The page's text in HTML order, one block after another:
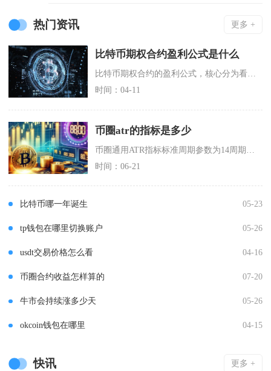
热门资讯 更多 +
比特币期权合约盈利公式是什么
比特币期权合约的盈利公式，核心分为看涨期权与看跌期权两大类型，且根据买方、卖方及持仓平仓场
时间：04-11
币圈atr的指标是多少
时间：06-21
比特币哪一年诞生 05-23
tp钱包在哪里切换账户 05-26
usdt交易价格怎么看 04-16
币圈合约收益怎样算的 07-20
牛市会持续涨多少天 05-26
okcoin钱包在哪里 04-15
快讯 更多 +